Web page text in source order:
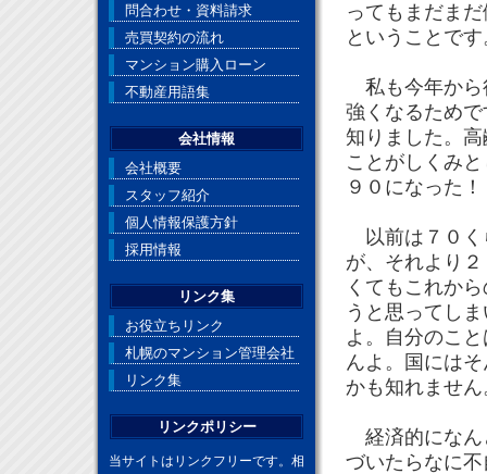
ってもまだま
ということです
私も今年から
強くなるため
知りました。
ことがしくみ
９０になった
以前は７０く
が、それより
くてもこれか
うと思ってし
よ。自分のこ
んよ。国には
かも知れま
経済的になん
づいたらなに
問合わせ・資料請求
売買契約の流れ
マンション購入ローン
不動産用語集
会社情報
会社概要
スタッフ紹介
個人情報保護方針
採用情報
リンク集
お役立ちリンク
札幌のマンション管理会社
リンク集
リンクポリシー
当サイトはリンクフリーです。相